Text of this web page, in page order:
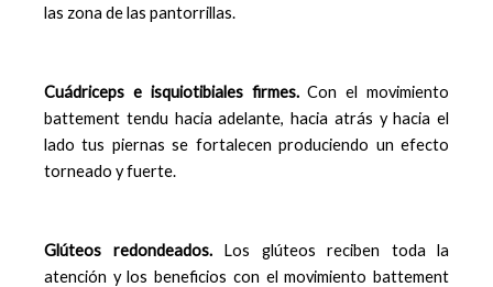
las zona de las pantorrillas.
Cuádriceps e isquiotibiales firmes.Con el movimiento
battement tendu hacia adelante, hacia atrás y hacia el
lado tus piernas se fortalecen produciendo un efecto
torneado y fuerte.
Glúteos redondeados.Los glúteos reciben toda la
atención y los beneficios con el movimiento battement